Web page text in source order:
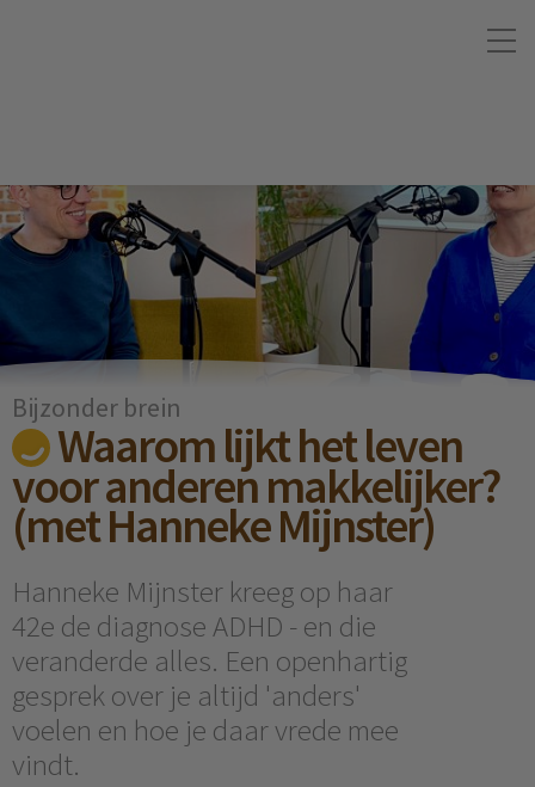
Bijzonder brein
Waarom lijkt het leven
voor anderen makkelijker?
(met Hanneke Mijnster)
Hanneke Mijnster kreeg op haar
42e de diagnose ADHD - en die
veranderde alles. Een openhartig
gesprek over je altijd 'anders'
voelen en hoe je daar vrede mee
vindt.